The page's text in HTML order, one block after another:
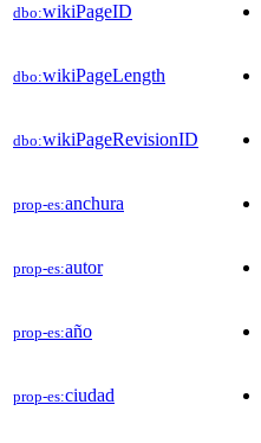
dbo:wikiPageID
dbo:wikiPageLength
dbo:wikiPageRevisionID
prop-es:anchura
prop-es:autor
prop-es:año
prop-es:ciudad